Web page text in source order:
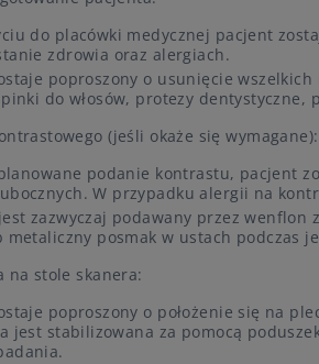
do placówki medycznej pacjent
zdrowia oraz alergiach.
poproszony o usunięcie
do włosów, protezy dentystyczne,
(jeśli okaże się wymagane):
podanie kontrastu, pacjent
W przypadku alergii na
zazwyczaj podawany przez wenflon
metaliczny posmak w ustach podczas
na stole skanera:
poproszony o położenie się na
jest stabilizowana za pomocą